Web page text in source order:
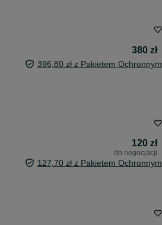
380 zł
396,80 zł z Pakietem Ochronnym
120 zł
do negocjacji
127,70 zł z Pakietem Ochronnym